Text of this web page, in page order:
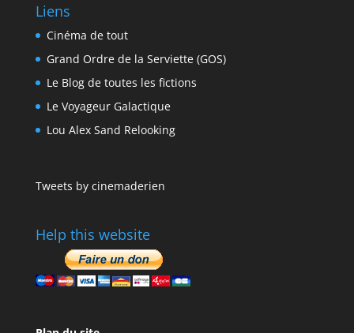
Liens
Cinéma de tout
Grand Ordre de la Serviette (GOS)
Le Blog de toutes les fictions
Le Voyageur Galactique
Lou Alex Sand Relooking
Tweets by cinemaderien
Help this website